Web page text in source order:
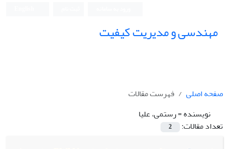
مهندسی و مدیریت کیفیت
صفحه اصلی
فهرست مقالات
نویسنده =رستمی، علیا
تعداد مقالات:
2